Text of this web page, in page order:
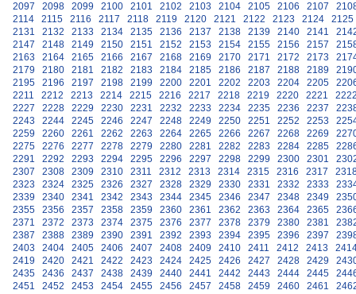
2097
2098 2099 2100 2101 2102 2103 2104 2105 2106 2107
2114
2115 2116 2117 2118 2119 2120 2121 2122 2123 2124
2125
2131
2132 2133 2134 2135 2136 2137 2138 2139 2140 2141
2147
2148 2149 2150 2151 2152 2153 2154 2155 2156 2157
2163
2164 2165 2166 2167 2168 2169 2170 2171 2172 2173
2179
2180 2181 2182 2183 2184 2185 2186 2187 2188 2189
2195
2196 2197 2198 2199 2200 2201 2202 2203 2204 2205
2211
2212 2213 2214 2215 2216 2217 2218 2219 2220 2221
2227
2228 2229 2230 2231 2232 2233 2234 2235 2236 2237
2243
2244 2245 2246 2247 2248 2249 2250 2251 2252 2253
2259
2260 2261 2262 2263 2264 2265 2266 2267 2268 2269
2275
2276 2277 2278 2279 2280 2281 2282 2283 2284 2285
2291
2292 2293 2294 2295 2296 2297 2298 2299 2300 2301
2307
2308 2309 2310 2311 2312 2313 2314 2315 2316 2317
2323
2324 2325 2326 2327 2328 2329 2330 2331 2332 2333
2339
2340 2341 2342 2343 2344 2345 2346 2347 2348 2349
2355
2356 2357 2358 2359 2360 2361 2362 2363 2364 2365
2371
2372 2373 2374 2375 2376 2377 2378 2379 2380 2381
2387
2388 2389 2390 2391 2392 2393 2394 2395 2396 2397
2403
2404 2405 2406 2407 2408 2409 2410 2411 2412 2413
2419
2420 2421 2422 2423 2424 2425 2426 2427 2428 2429
2435
2436 2437 2438 2439 2440 2441 2442 2443 2444 2445
2451
2452 2453 2454 2455 2456 2457 2458 2459 2460 2461